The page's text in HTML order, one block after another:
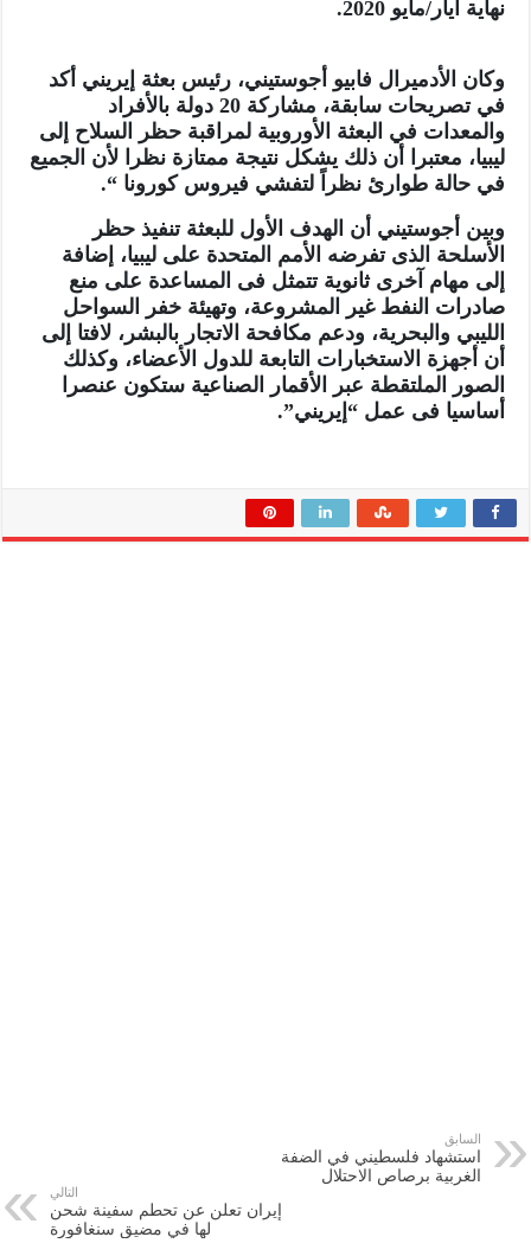
نهاية أيار/مايو 2020.
وكان الأدميرال فابيو أجوستيني، رئيس بعثة إيريني أكد
في تصريحات سابقة، مشاركة 20 دولة بالأفراد
والمعدات في البعثة الأوروبية لمراقبة حظر السلاح إلى
ليبيا، معتبرا أن ذلك يشكل نتيجة ممتازة نظرا لأن الجميع
في حالة طوارئ نظراً لتفشي فيروس كورونا “.
وبين أجوستيني أن الهدف الأول للبعثة تنفيذ حظر
الأسلحة الذى تفرضه الأمم المتحدة على ليبيا، إضافة
إلى مهام آخرى ثانوية تتمثل فى المساعدة على منع
صادرات النفط غير المشروعة، وتهيئة خفر السواحل
الليبي والبحرية، ودعم مكافحة الاتجار بالبشر، لافتا إلى
أن أجهزة الاستخبارات التابعة للدول الأعضاء، وكذلك
الصور الملتقطة عبر الأقمار الصناعية ستكون عنصرا
أساسيا فى عمل “إيريني”.
السابق
استشهاد فلسطيني في الضفة
الغربية برصاص الاحتلال
التالي
إيران تعلن عن تحطم سفينة شحن
لها في مضيق سنغافورة